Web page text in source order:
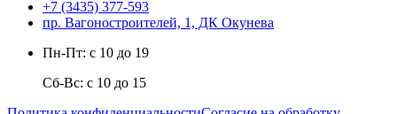
+7 (3435) 377-593
пр. Вагоностроителей, 1, ДК Окунева
Пн-Пт: с 10 до 19
Сб-Вс: с 10 до 15